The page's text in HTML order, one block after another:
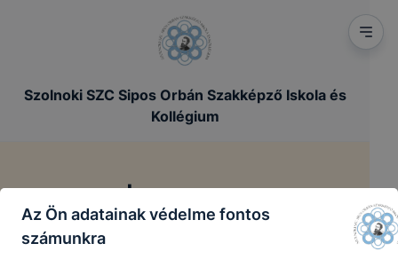
Szolnoki SZC Sipos Orbán Szakképző Iskola és
Kollégium
Impresszum
Főoldal /
Az Ön adatainak védelme fontos
számunkra